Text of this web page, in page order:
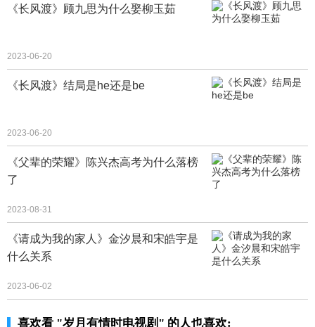
《长风渡》顾九思为什么娶柳玉茹
2023-06-20
《长风渡》结局是he还是be
2023-06-20
《父辈的荣耀》陈兴杰高考为什么落榜
了
2023-08-31
《请成为我的家人》金汐晨和宋皓宇是
什么关系
2023-06-02
喜欢看 "岁月有情时电视剧" 的人也喜欢: